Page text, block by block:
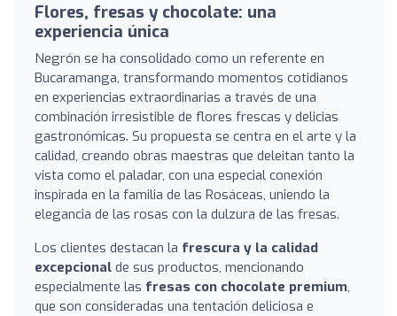
Flores, fresas y chocolate: una
experiencia única
Negrón se ha consolidado como un referente en
Bucaramanga, transformando momentos cotidianos
en experiencias extraordinarias a través de una
combinación irresistible de flores frescas y delicias
gastronómicas. Su propuesta se centra en el arte y la
calidad, creando obras maestras que deleitan tanto la
vista como el paladar, con una especial conexión
inspirada en la familia de las Rosáceas, uniendo la
elegancia de las rosas con la dulzura de las fresas.
Los clientes destacan la frescura y la calidad
excepcional de sus productos, mencionando
especialmente las fresas con chocolate premium,
que son consideradas una tentación deliciosa e